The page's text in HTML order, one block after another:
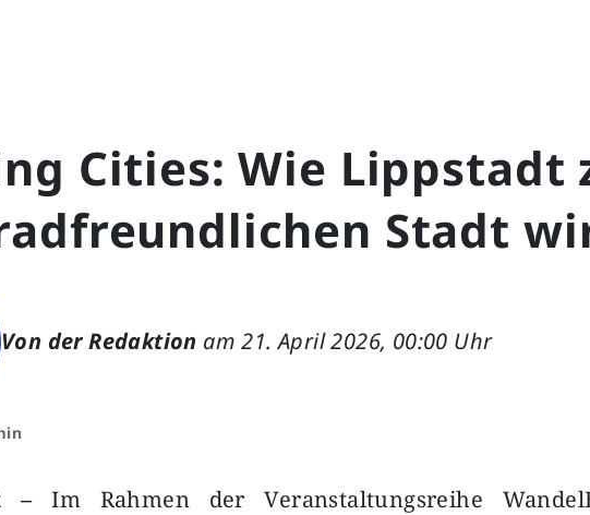
Cities: Wie Lippstadt
Stadt
Von der Redaktion am 21. April 2026, 00:00 Uhr
– Im Rahmen der Veranstaltungsreihe